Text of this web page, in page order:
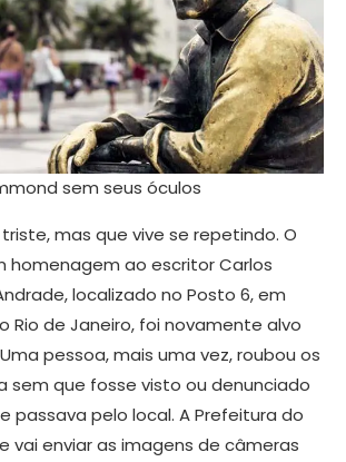
sem seus óculos
mas que vive se repetindo. O
homenagem ao escritor Carlos
localizado no Posto 6, em
Rio de Janeiro, foi novamente alvo
pessoa, mais uma vez, roubou os
sem que fosse visto ou denunciado
passava pelo local. A Prefeitura do
vai enviar as imagens de câmeras